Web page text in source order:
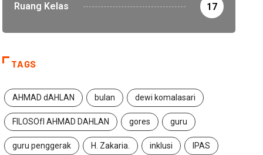
Ruang Kelas 17
TAGS
AHMAD dAHLAN bulan dewi komalasari
FILOSOfI AHMAD DAHLAN gores guru
guru penggerak H. Zakaria. inklusi IPAS